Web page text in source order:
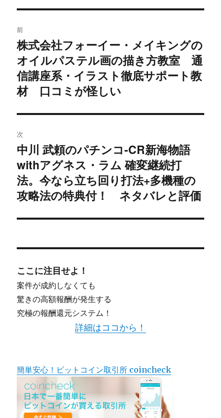
稿
ナ
ビ
シ
ョ
ン
前
過
去
の
投
稿:
株式会社フォーイー・メイキングの
オイルパステル画の描き方教室 通
信講座系・イラスト徹底サポート教
材 口コミが怪しい
次
次
の
投
稿:
中川 武頼のパチンコ-CR新海物語
withアグネス・ラム 確変継続打
法。今なら立ち回り打法+多機種の
攻略法の特典付！ ネタバレと評価
ここに注目せよ！
案件が成約しなくても
驚きの高額報酬が発生する
究極の報酬還元システム！
詳細はココから！
簡単安心！ビットコイン取引所 coincheck